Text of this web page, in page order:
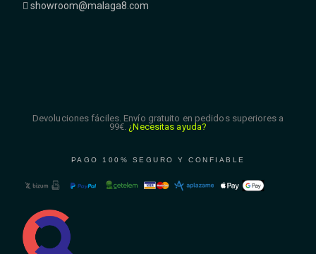
showroom@malaga8.com
Devoluciones fáciles. Envío gratuito en pedidos superiores a
99€. ¿Necesitas ayuda?
PAGO 100% SEGURO Y CONFIABLE